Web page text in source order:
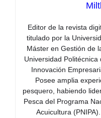
Editor de la revista
titulado por la
Máster en Gestión de
Universidad
Innovación
Posee amplia
pesquero, habiendo
Pesca del Programa
Acuicultura